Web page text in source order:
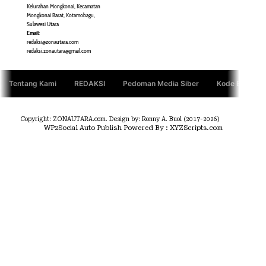
Kelurahan Mongkonai, Kecamatan
Mongkonai Barat, Kotamobagu,
Sulawesi Utara
Email:
redaksi@zonautara.com
redaksi.zonautara@gmail.com
Tentang Kami REDAKSI Pedoman Media Siber Kode Etik
Copyright: ZONAUTARA.com. Design by: Ronny A. Buol (2017-2026)
WP2Social Auto PublishPowered By : XYZScripts.com